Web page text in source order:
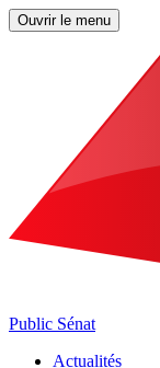
Ouvrir le menu
Public Sénat
Actualités